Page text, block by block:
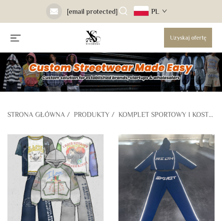
[email protected] PL
Uzyskaj ofertę
STRONA GŁÓWNA / PRODUKTY / KOMPLET SPORTOWY I KOSTIUM DO BIEGANIA